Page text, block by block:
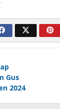
Gus
2024